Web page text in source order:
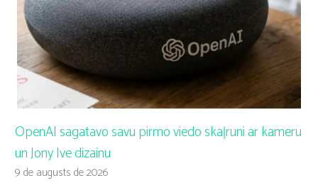
OpenAI sagatavo savu pirmo viedo skaļruni ar kameru
un Jony Ive dizainu
9 de augusts de 2026